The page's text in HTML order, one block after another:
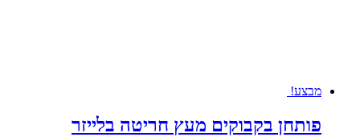
מבצע!
פותחן בקבוקים מעץ חריטה בלייזר